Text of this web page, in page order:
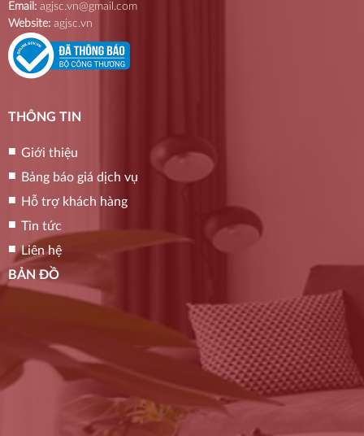
Email: agjsc.vn@gmail.com
Website: agjsc.vn
THÔNG TIN
Giới thiệu
Bảng báo giá dịch vụ
Hỗ trợ khách hàng
Tin tức
Liên hệ
BẢN ĐỒ